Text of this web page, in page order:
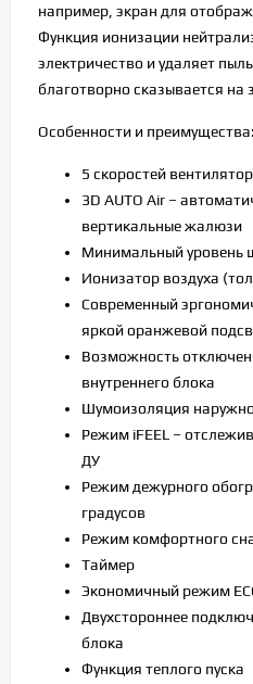
например, экран для
Функция ионизации
электричество и удаляет
благотворно сказывается на
Особенности и преимущества:
5 скоростей
3D AUTO Air –
вертикальные жалюзи
Минимальный уровень
Ионизатор воздуха
Современный
яркой оранжевой
Возможность
внутреннего блока
Шумоизоляция
Режим iFEEL –
ДУ
Режим дежурного
градусов
Режим комфортного
Таймер
Экономичный режим
Двухстороннее
блока
Функция теплого пуска